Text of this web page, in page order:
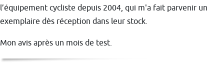
l’équipement cycliste depuis 2004, qui m'a fait parvenir un
exemplaire dès réception dans leur stock.
Mon avis après un mois de test.